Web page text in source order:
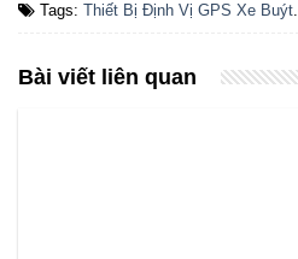
Tags: Thiết Bị Định Vị GPS Xe Buýt.
Bài viết liên quan